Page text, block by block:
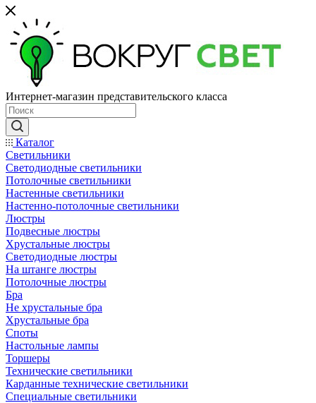
Интернет-магазин представительского класса
Каталог
Светильники
Светодиодные светильники
Потолочные светильники
Настенные светильники
Настенно-потолочные светильники
Люстры
Подвесные люстры
Хрустальные люстры
Светодиодные люстры
На штанге люстры
Потолочные люстры
Бра
Не хрустальные бра
Хрустальные бра
Споты
Настольные лампы
Торшеры
Технические светильники
Карданные технические светильники
Специальные светильники